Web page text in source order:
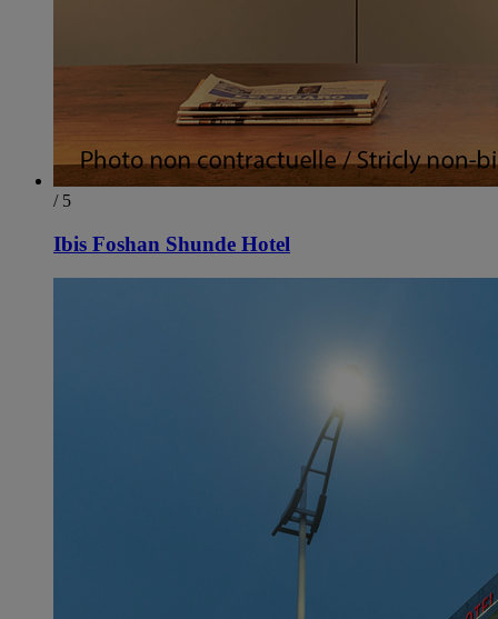
/ 5
Ibis Foshan Shunde Hotel